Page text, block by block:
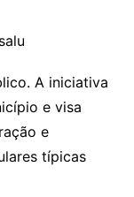
A iniciativa
e visa
e
típicas